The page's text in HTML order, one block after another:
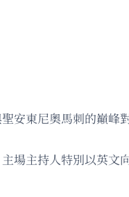
安東尼奧馬刺的巔峰
場主持人特別以英文